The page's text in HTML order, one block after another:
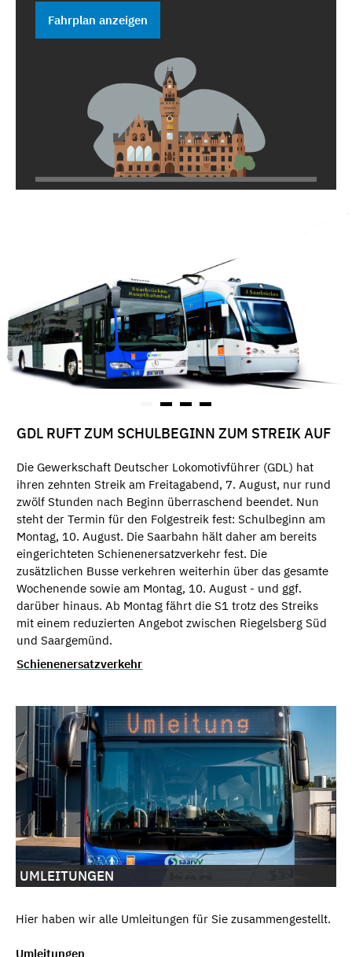
GDL RUFT ZUM SCHULBEGINN ZUM STREIK AUF
Die Gewerkschaft Deutscher Lokomotivführer (GDL) hat
ihren zehnten Streik am Freitagabend, 7. August, nur rund
zwölf Stunden nach Beginn überraschend beendet. Nun
steht der Termin für den Folgestreik fest: Schulbeginn am
Montag, 10. August. Die Saarbahn hält daher am bereits
eingerichteten Schienenersatzverkehr fest. Die
zusätzlichen Busse verkehren weiterhin über das gesamte
Wochenende sowie am Montag, 10. August - und ggf.
darüber hinaus. Ab Montag fährt die S1 trotz des Streiks
mit einem reduzierten Angebot zwischen Riegelsberg Süd
und Saargemünd.
Schienenersatzverkehr
UMLEITUNGEN
Hier haben wir alle Umleitungen für Sie zusammengestellt.
Umleitungen